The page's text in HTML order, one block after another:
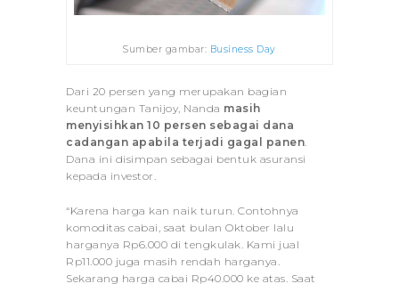
Sumber gambar: Business Day
Dari 20 persen yang merupakan bagian
keuntungan Tanijoy, Nanda masih
menyisihkan 10 persen sebagai dana
cadangan apabila terjadi gagal panen
Dana ini disimpan sebagai bentuk asuransi
kepada investor.
“Karena harga kan naik turun. Contohnya
komoditas cabai, saat bulan Oktober lalu
harganya Rp6.000 di tengkulak. Kami jual
Rp11.000 juga masih rendah harganya.
Sekarang harga cabai Rp40.000 ke atas. Saat